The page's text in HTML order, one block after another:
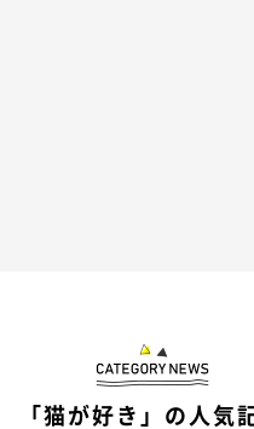
「猫が好き」の人気